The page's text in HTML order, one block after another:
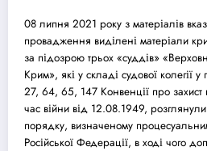
08 липня 2021 року з матеріалів
провадження виділені матеріали
за підозрою трьох «суддів»
Крим», які у складі судової колегії
27, 64, 65, 147 Конвенції про
час війни від 12.08.1949,
порядку, визначеному
Російської Федерації, в ході чого